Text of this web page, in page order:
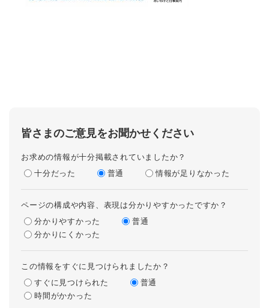
皆さまのご意見をお聞かせください
お求めの情報が十分掲載されていましたか？
十分だった
普通 情報が足りなかった
ページの構成や内容、表現は分かりやすかったですか？
分かりやすかった
普通
分かりにくかった
この情報をすぐに見つけられましたか？
すぐに見つけられた
普通
時間がかかった